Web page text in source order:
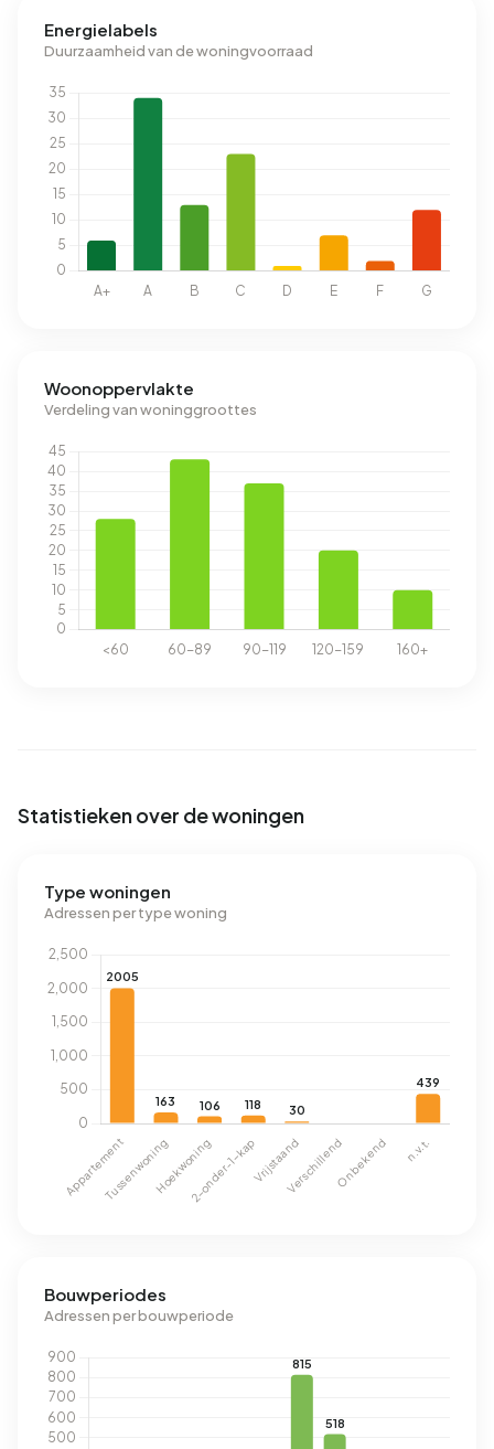
Energielabels
Duurzaamheid van de woningvoorraad
Woonoppervlakte
Verdeling van woninggroottes
Statistieken over de woningen
Type woningen
Adressen per type woning
Bouwperiodes
Adressen per bouwperiode